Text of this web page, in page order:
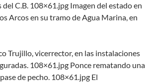
C.B. 108×61.jpg Imagen del estado en
Arcos en su tramo de Agua Marina, en
Trujillo, vicerrector, en las instalaciones
108×61.jpg Ponce rematando una
de pecho. 108×61.jpg El